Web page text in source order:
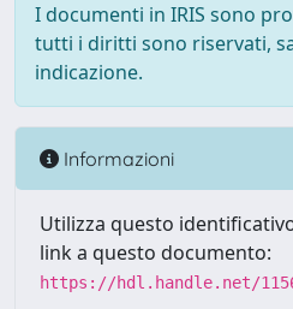
I documenti in IRIS sono
tutti i diritti sono riservati,
indicazione.
Informazioni
Utilizza questo
link a questo documento:
https://hdl.handle.net/